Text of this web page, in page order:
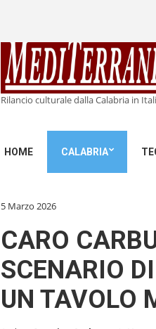
Rilancio culturale dalla Calabria in
HOME CALABRIA
5 Marzo 2026
CARO
SCENARIO
UN TAVOLO